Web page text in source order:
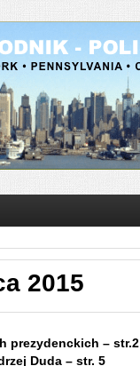
2015
prezydenckich – str.2
Duda – str. 5